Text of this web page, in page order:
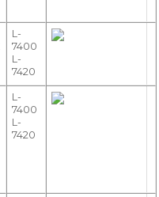
L-
7400
L-
7420
L-
7400
L-
7420